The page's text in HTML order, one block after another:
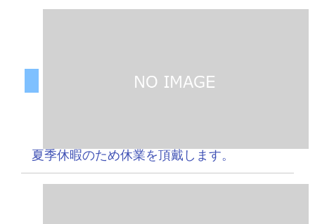
夏季休暇のため休業を頂戴します。